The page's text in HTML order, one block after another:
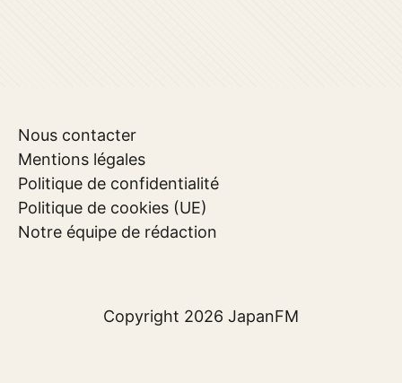
Nous contacter
Mentions légales
Politique de confidentialité
Politique de cookies (UE)
Notre équipe de rédaction
Copyright 2026 JapanFM